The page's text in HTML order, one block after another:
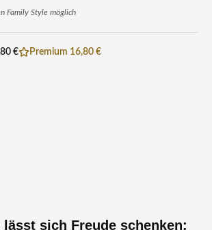
Family Style möglich
€ Premium 16,80 €
lässt sich Freude schenken: